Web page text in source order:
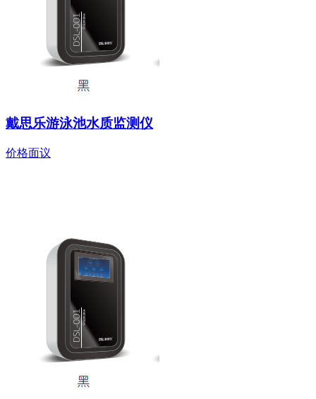
戴思乐游泳池水质监测仪
价格面议